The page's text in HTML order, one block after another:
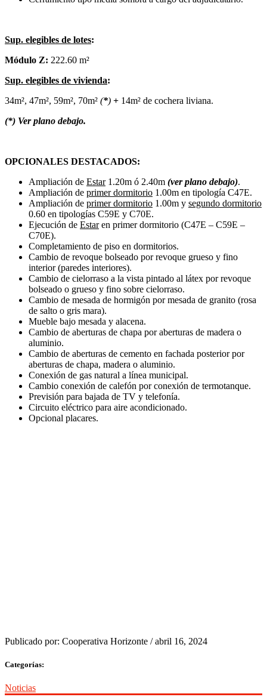
Sup. elegibles de lotes:
Módulo Z: 222.60 m²
Sup. elegibles de vivienda:
34m², 47m², 59m², 70m² (*) + 14m² de cochera liviana.
(*) Ver plano debajo.
OPCIONALES DESTACADOS:
Ampliación de Estar1.20m ó 2.40m (ver plano debajo).
Ampliación de primer dormitorio 1.00m en tipología C47E.
Ampliación de primer dormitorio 1.00m y segundo dormitorio
0.60 en tipologías C59E y C70E.
Ejecución de Estaren primer dormitorio (C47E – C59E –
C70E).
Completamiento de piso en dormitorios.
Cambio de revoque bolseado por revoque grueso y fino
interior (paredes interiores).
Cambio de cielorraso a la vista pintado al látex por revoque
bolseado o grueso y fino sobre cielorraso.
Cambio de mesada de hormigón por mesada de granito (rosa
de salto o gris mara).
Mueble bajo mesada y alacena.
Cambio de aberturas de chapa por aberturas de madera o
aluminio.
Cambio de aberturas de cemento en fachada posterior por
aberturas de chapa, madera o aluminio.
Conexión de gas natural a línea municipal.
Cambio conexión de calefón por conexión de termotanque.
Previsión para bajada de TV y telefonía.
Circuito eléctrico para aire acondicionado.
Opcional placares.
Publicado por: Cooperativa Horizonte / abril 16, 2024
Categorías:
Noticias